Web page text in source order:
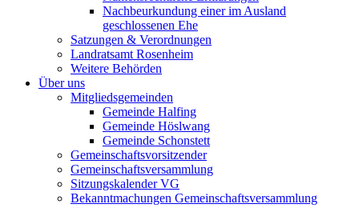
Nachbeurkundung einer im Ausland
geschlossenen Ehe
Satzungen & Verordnungen
Landratsamt Rosenheim
Weitere Behörden
Über uns
Mitgliedsgemeinden
Gemeinde Halfing
Gemeinde Höslwang
Gemeinde Schonstett
Gemeinschaftsvorsitzender
Gemeinschaftsversammlung
Sitzungskalender VG
Bekanntmachungen Gemeinschaftsversammlung